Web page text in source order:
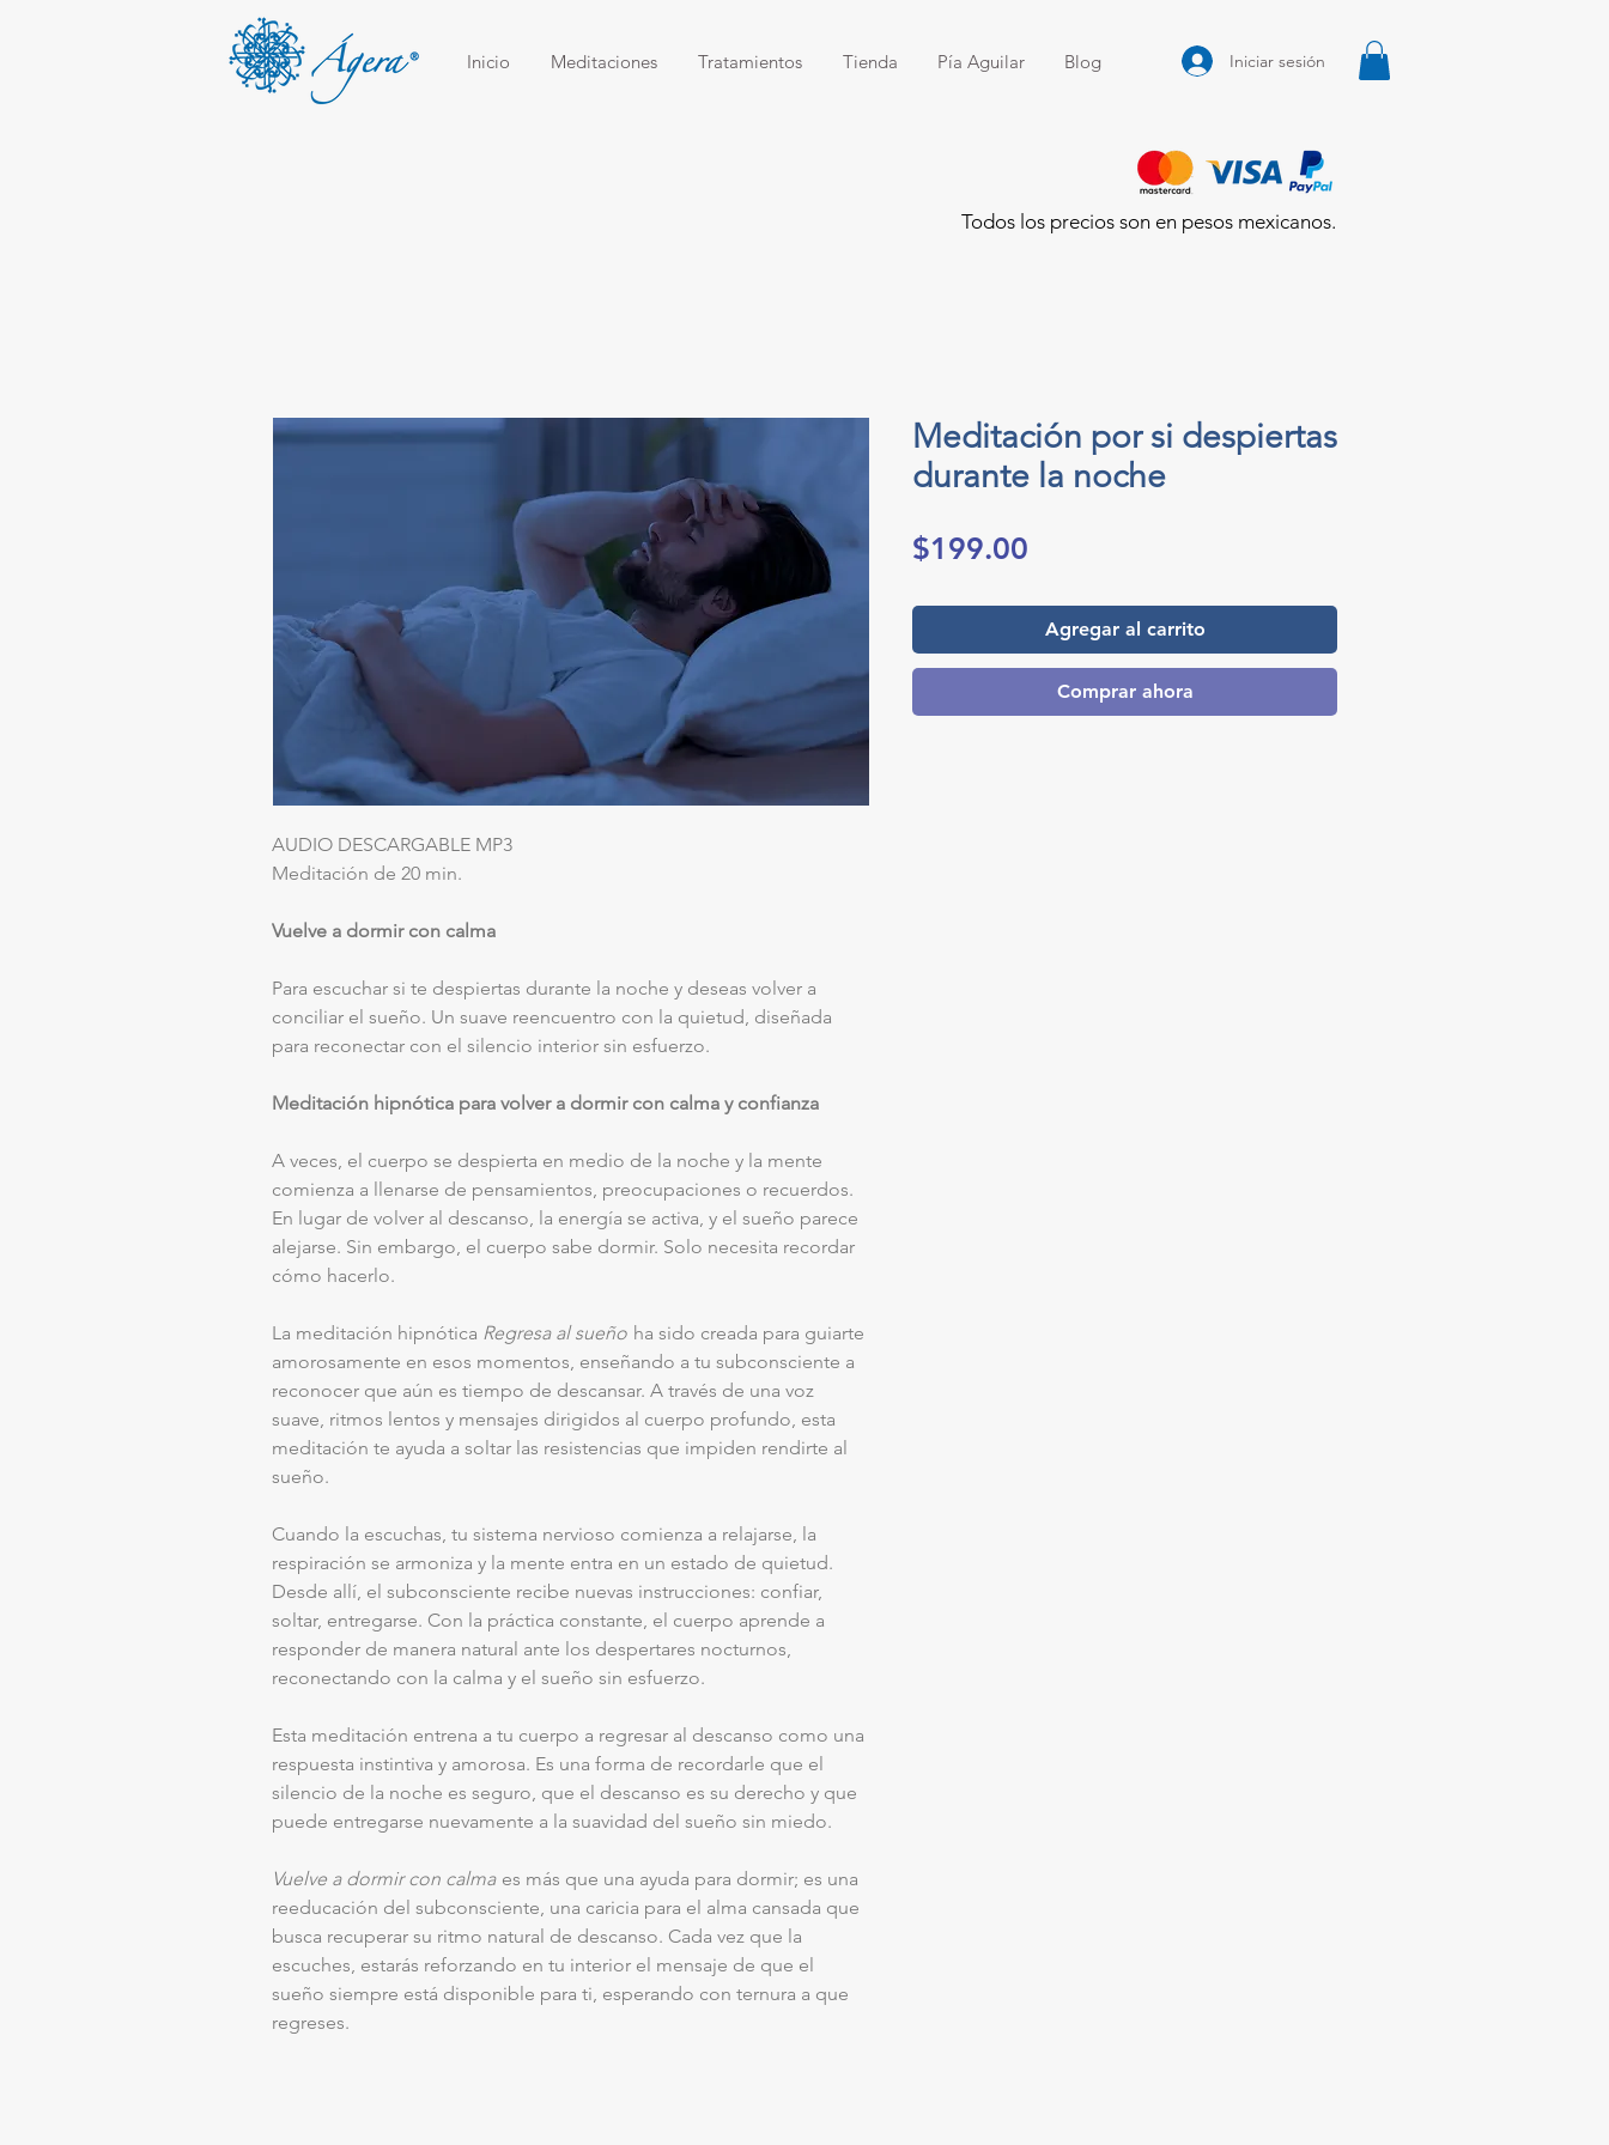
Inicio Meditaciones Tratamientos Tienda Pía Aguilar Blog Iniciar sesión
Todos los precios son en pesos mexicanos.
AUDIO DESCARGABLE MP3
Meditación de 20 min.
Vuelve a dormir con calma
Para escuchar si te despiertas durante la noche y deseas volver a
conciliar el sueño. Un suave reencuentro con la quietud, diseñada
para reconectar con el silencio interior sin esfuerzo.
Meditación hipnótica para volver a dormir con calma y confianza
A veces, el cuerpo se despierta en medio de la noche y la mente
comienza a llenarse de pensamientos, preocupaciones o recuerdos.
En lugar de volver al descanso, la energía se activa, y el sueño parece
alejarse. Sin embargo, el cuerpo sabe dormir. Solo necesita recordar
cómo hacerlo.
La meditación hipnótica Regresa al sueño ha sido creada para guiarte
amorosamente en esos momentos, enseñando a tu subconsciente a
reconocer que aún es tiempo de descansar. A través de una voz
suave, ritmos lentos y mensajes dirigidos al cuerpo profundo, esta
meditación te ayuda a soltar las resistencias que impiden rendirte al
sueño.
Cuando la escuchas, tu sistema nervioso comienza a relajarse, la
respiración se armoniza y la mente entra en un estado de quietud.
Desde allí, el subconsciente recibe nuevas instrucciones: confiar,
soltar, entregarse. Con la práctica constante, el cuerpo aprende a
responder de manera natural ante los despertares nocturnos,
reconectando con la calma y el sueño sin esfuerzo.
Esta meditación entrena a tu cuerpo a regresar al descanso como una
respuesta instintiva y amorosa. Es una forma de recordarle que el
silencio de la noche es seguro, que el descanso es su derecho y que
puede entregarse nuevamente a la suavidad del sueño sin miedo.
Vuelve a dormir con calma es más que una ayuda para dormir; es una
reeducación del subconsciente, una caricia para el alma cansada que
busca recuperar su ritmo natural de descanso. Cada vez que la
escuches, estarás reforzando en tu interior el mensaje de que el
sueño siempre está disponible para ti, esperando con ternura a que
regreses.
Meditación por si despiertas
durante la noche
$199.00
Agregar al carrito
Comprar ahora